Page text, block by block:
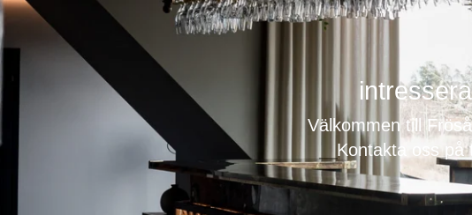
Välkommen till
Kontakta oss på